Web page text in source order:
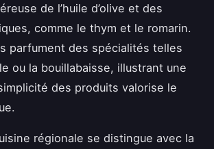
de l’huile d’olive et des
comme le thym et le romarin.
parfument des spécialités telles
ou la bouillabaisse, illustrant une
des produits valorise le
régionale se distingue avec la